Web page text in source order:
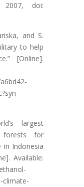
doi:
and S.
to help
[Online].
largest
forests for
in Indonesia
Available:
climate-